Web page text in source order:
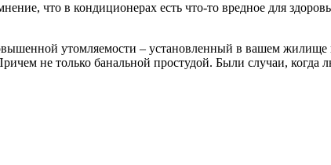
что в кондиционерах есть что-то вредное для
утомляемости – установленный в вашем
не только банальной простудой. Были случаи, когда